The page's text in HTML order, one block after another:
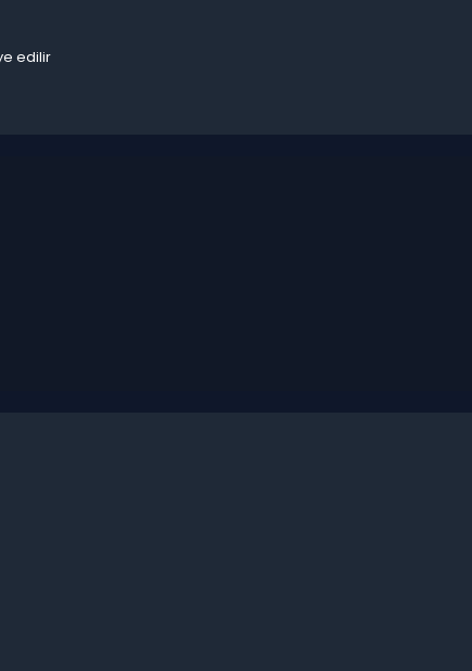
edilir